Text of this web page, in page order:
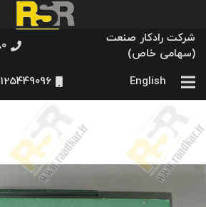
شرکت رادکار صنعت
(سهامی خاص)
English